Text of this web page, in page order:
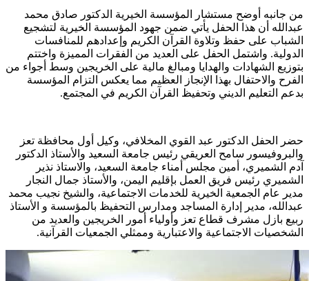
من جانبه أوضح مستشار المؤسسة الخيرية الدكتور صادق محمد
عبدالله أن هذا الحفل يأتي ضمن جهود المؤسسة الخيرية لتشجيع
الشباب على حفظ وتلاوة القرآن الكريم وإعدادهم للمنافسات
الدولية. واشتمل الحفل على العديد من الفقرات المميزة واختتم
بتوزيع الشهادات والهدايا ومبالغ مالية على الخريجين وسط أجواء من
الفرح والاحتفال بهذا الإنجاز العظيم مما يعكس التزام المؤسسة
بدعم التعليم الديني وتحفيظ القرآن الكريم في المجتمع.
حضر الحفل الدكتور عبد القوي المخلافي، وكيل أول محافظة تعز
والبروفيسور سامح العريقي رئيس جامعة السعيد والأستاذ الدكتور
آدم الشميري، أمين مجلس أمناء جامعة السعيد، والاستاذ نذير
الشميري رئيس فريق العمل بإقليم اليمن، والأستاذ جمال النجار
مدير عام الجمعية الخيرية للخدمات الاجتماعية، والشيخ نجيب محمد
عبدالله، مدير إدارة المساجد ومدارس التحفيظ بالمؤسسة و الأستاذ
ربيع بازل مشرف قطاع تعز وأولياء أمور الخريجين والعديد من
الشخصيات الاجتماعية والاعتبارية وممثلي الجمعيات القرآنية.